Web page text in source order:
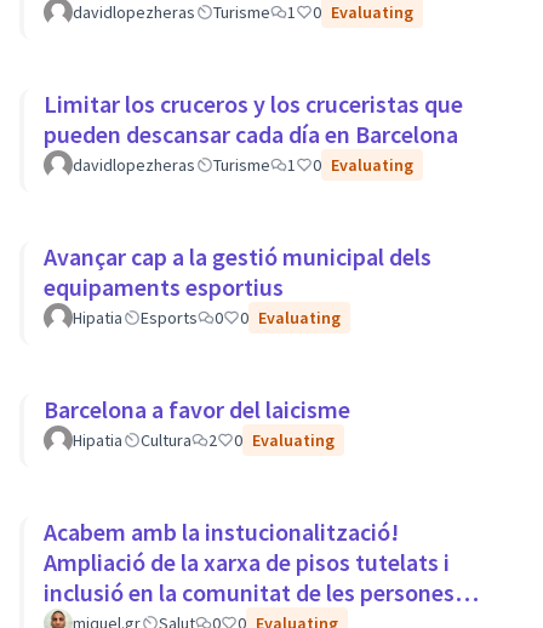
davidlopezheras Turisme 1 0 Evaluating
Limitar los cruceros y los cruceristas que
pueden descansar cada día en Barcelona
davidlopezheras Turisme 1 0 Evaluating
Avançar cap a la gestió municipal dels
equipaments esportius
Hipatia Esports 0 0 Evaluating
Barcelona a favor del laicisme
Hipatia Cultura 2 0 Evaluating
Acabem amb la instucionalització!
Ampliació de la xarxa de pisos tutelats i
inclusió en la comunitat de les persones
miquel.gr Salut 0 0 Evaluating